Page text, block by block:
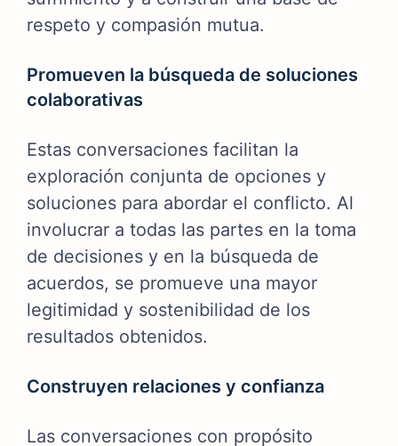
respeto y compasión mutua.
Promueven la búsqueda de soluciones
colaborativas
Estas conversaciones facilitan la
exploración conjunta de opciones y
soluciones para abordar el conflicto. Al
involucrar a todas las partes en la toma
de decisiones y en la búsqueda de
acuerdos, se promueve una mayor
legitimidad y sostenibilidad de los
resultados obtenidos.
Construyen relaciones y confianza
Las conversaciones con propósito